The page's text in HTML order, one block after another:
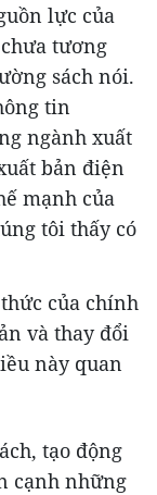
lực của
tương
sách nói.
tin
ngành xuất
bản điện
mạnh của
tôi thấy có
của chính
và thay đổi
này quan
tạo động
cạnh những